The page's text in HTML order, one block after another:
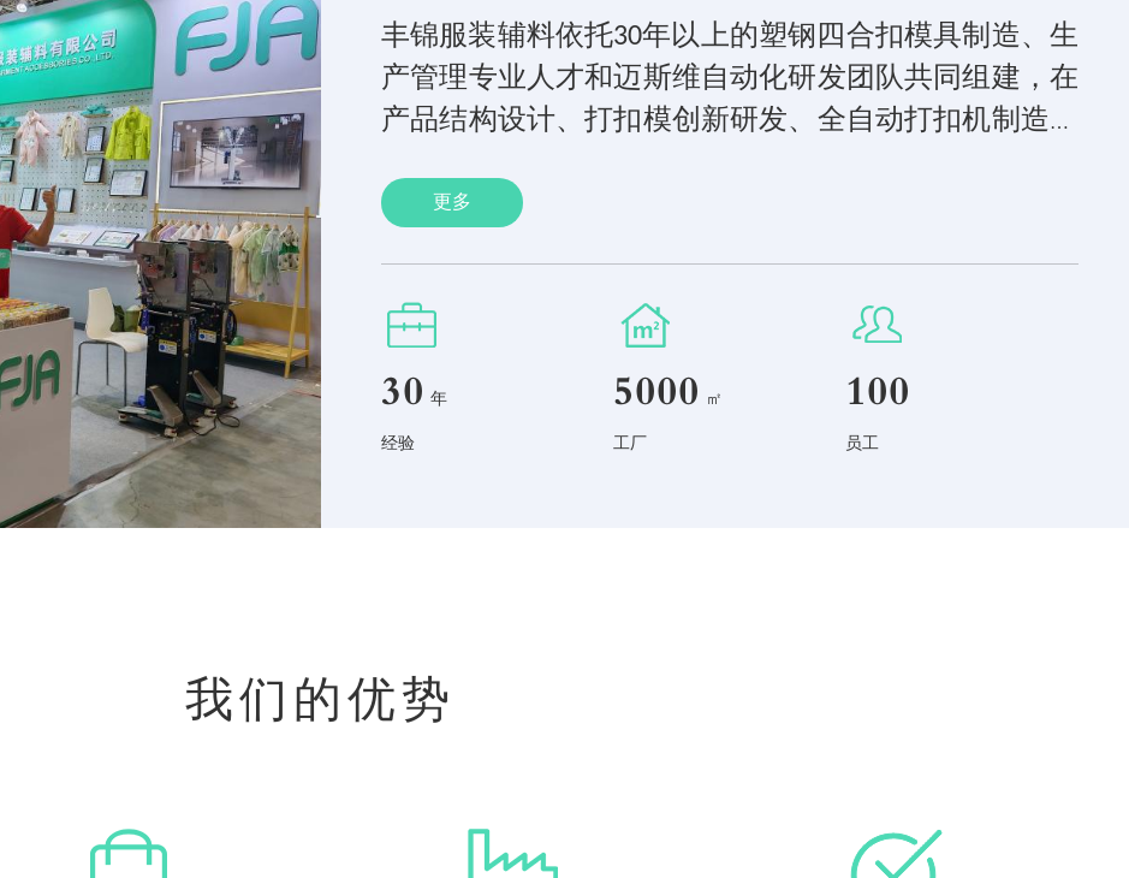
丰锦服装辅料依托30年以上的塑钢四合扣模具制造、生
产管理专业人才和迈斯维自动化研发团队共同组建，在
产品结构设计、打扣模创新研发、全自动打扣机制造都
扣使用厂商提供优质的产品和无忧的服务。
更多
30 年
经验
5000 ㎡
工厂
100
员工
我们的优势